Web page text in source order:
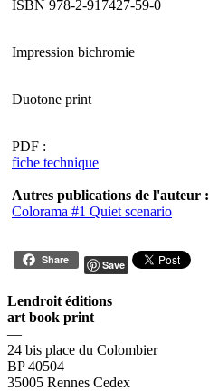
ISBN 978-2-917427-59-0
Impression bichromie
Duotone print
PDF :
fiche technique
Autres publications de l'auteur :
Colorama #1 Quiet scenario
Share Save
Lendroit éditions
art book print
—
24 bis place du Colombier
BP 40504
35005 Rennes Cedex